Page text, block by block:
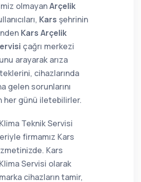
olmayanArçelik
Kars şehrinin
Kars Arçelik
çağrı merkezi
arayarak arıza
cihazlarında
gelen sorunlarını
her günü iletebilirler.
Teknik Servisi
firmamız Kars
Kars
Servisi olarak
cihazların tamir,